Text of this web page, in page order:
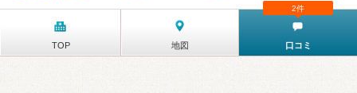
TOP 地図 口コミ
2件